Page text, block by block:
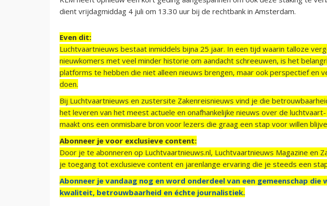
dient vrijdagmiddag 4 juli om 13.30 uur bij de rechtbank in Amsterdam.
Even dit:
Luchtvaartnieuws bestaat inmiddels bijna 25 jaar. In een tijd waarin talloze
nieuwkomers met veel minder historie om aandacht schreeuwen, is het
platforms te hebben die niet alleen nieuws brengen, maar ook perspectief en
doen.
Bij Luchtvaartnieuws en zustersite Zakenreisnieuws vind je die
het leveren van het meest actuele en onafhankelijke nieuws over de
maakt ons een onmisbare bron voor lezers die graag een stap voor willen
Abonneer je voor exclusieve content:
Door je te abonneren op Luchtvaartnieuws.nl, Luchtvaartnieuws Magazine en
je toegang tot exclusieve content en jarenlange ervaring die je steeds een
Abonneer je vandaag nog en word onderdeel van een gemeenschap die
kwaliteit, betrouwbaarheid en échte journalistiek.